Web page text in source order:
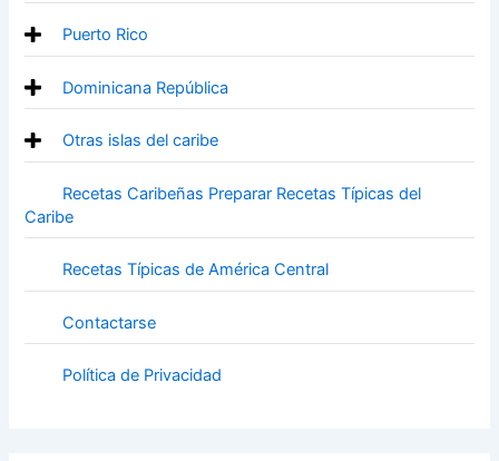
Puerto Rico
Dominicana República
Otras islas del caribe
Recetas Caribeñas Preparar Recetas Típicas del
Caribe
Recetas Típicas de América Central
Contactarse
Política de Privacidad